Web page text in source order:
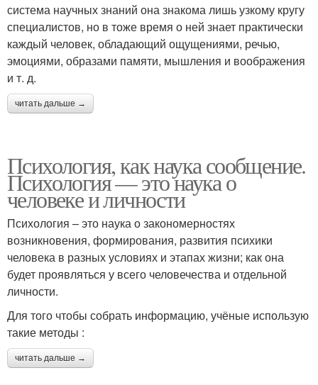
система науч­ных знаний она знакома лишь узкому кругу
специалистов, но в тоже время о ней знает практически
каждый человек, обладаю­щий ощущениями, речью,
эмоциями, образами памяти, мышле­ния и воображения
и т. д.
читать дальше →
Психология, как наука сообщение.
Психология — это наука о
человеке и личности
Психология – это наука о закономерностях
возникновения, формирования, развития психики
человека в разных условиях и этапах жизни; как она
будет проявляться у всего человечества и отдельной
личности.
Для того чтобы собрать информацию, учёные использую
такие методы :
читать дальше →